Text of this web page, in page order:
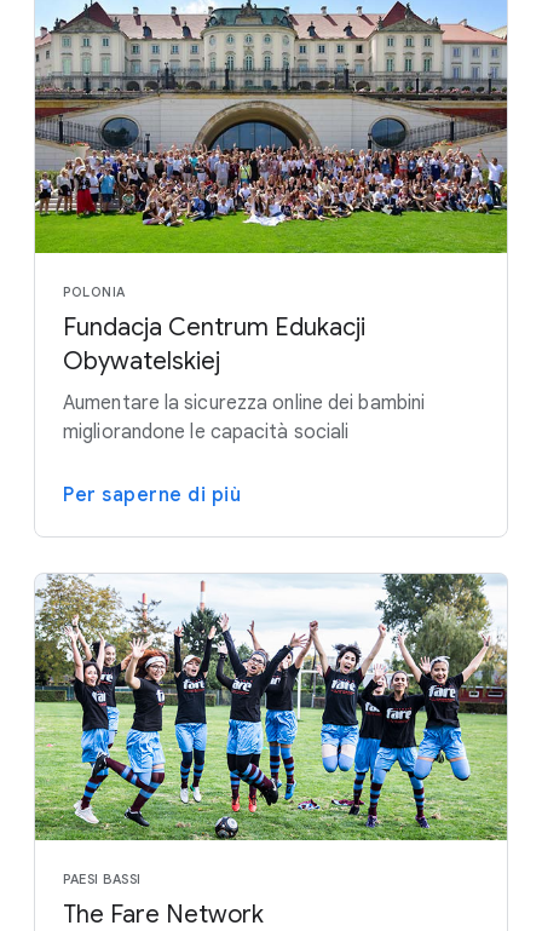
POLONIA
Fundacja Centrum Edukacji
Obywatelskiej
Aumentare la sicurezza online dei bambini
migliorandone le capacità sociali
Per saperne di più
PAESI BASSI
The Fare Network